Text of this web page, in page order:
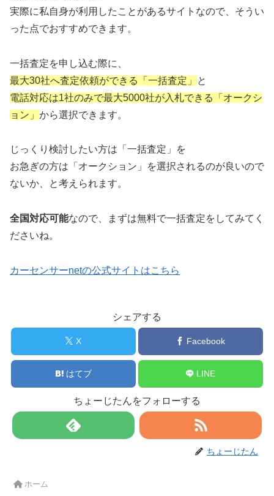
実際に私自身が利用したことがあるサイトなので、そうい
った点でおすすめできます。
一括査定を申し込む際に、
最大30社へ査定依頼ができる「一括査定」
と
電話対応は1社のみで最大5000社が入札できる「オークシ
ョン」 から選択できます。
じっくり検討したい方は「一括査定」を
お急ぎの方は「オークション」を選択されるのが良いので
ないか、と考えられます。
全国対応可能なので、まずは無料で一括査定をしてみてく
ださいね。
カーセンサーnetの公式サイトはこちら
シェアする
X Facebook
はてブ LINE
ちょーじたんをフォローする
ちょーじたん
ホーム